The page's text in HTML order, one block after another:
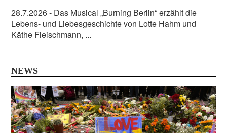
28.7.2026- Das Musical „Burning Berlin“ erzählt die
Lebens- und Liebesgeschichte von Lotte Hahm und
Käthe Fleischmann, ...
NEWS